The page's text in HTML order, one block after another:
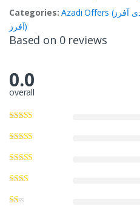
Categories:
آفرز)
Based on 0 reviews
0.0
overall